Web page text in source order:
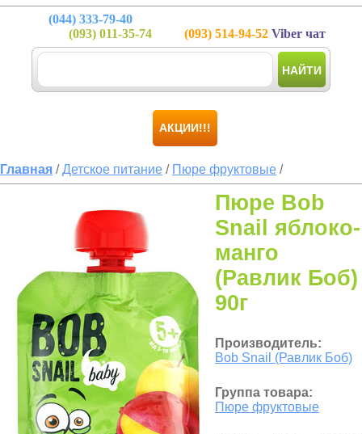
(044) 333-79-40
(093) 011-35-74 (093) 514-94-52 Viber чат
НАЙТИ
АКЦИИ!!!
Главная /Детское питание / Пюре фруктовые /
Пюре Bob
Snail яблоко-
манго
(Равлик Боб)
90г
Производитель:
Bob Snail (Равлик Боб)
Группа товара:
Пюре фруктовые